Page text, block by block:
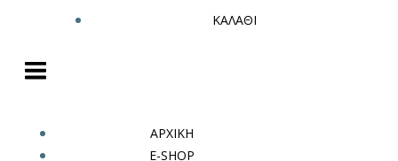
ΚΑΛΑΘΙ
ΑΡΧΙΚΗ
E-SHOP